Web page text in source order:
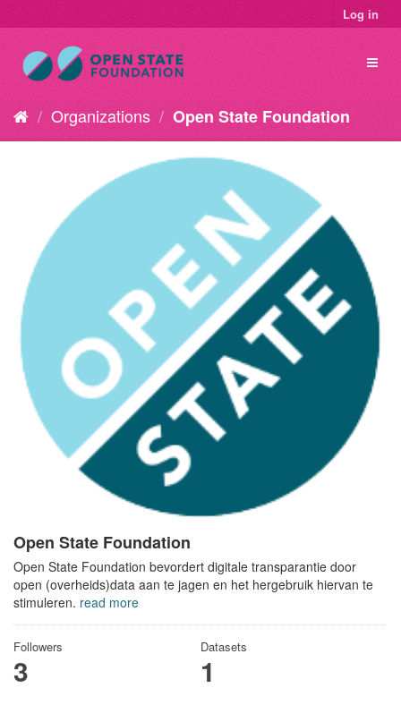
Log in
Organizations Open State Foundation
Open State Foundation
Open State Foundation bevordert digitale transparantie door
open (overheids)data aan te jagen en het hergebruik hiervan te
stimuleren. read more
Followers
3
Datasets
1